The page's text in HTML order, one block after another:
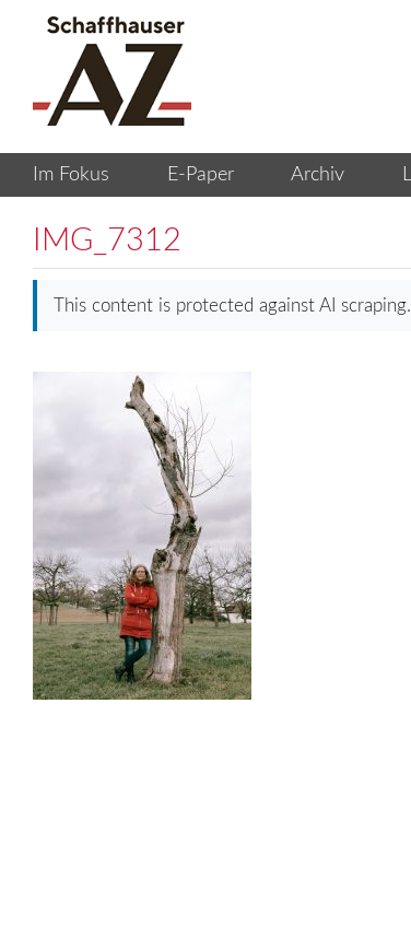
IMG_7312
This content is protected against AI scraping.